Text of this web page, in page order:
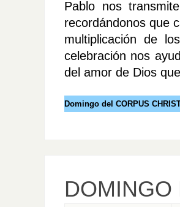
Pablo nos
recordándonos que
multiplicación de
celebración nos
del amor de Dios
Domingo del CORPUS
DOMINGO